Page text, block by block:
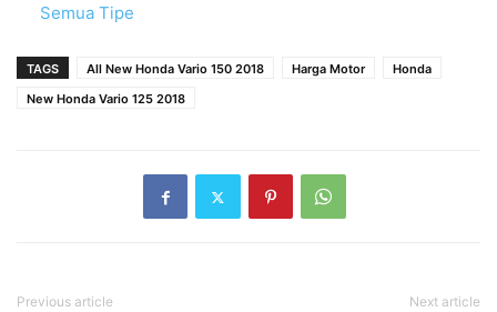
Semua Tipe
TAGS All New Honda Vario 150 2018 Harga Motor
Honda
New Honda Vario 125 2018
Previous article Next article